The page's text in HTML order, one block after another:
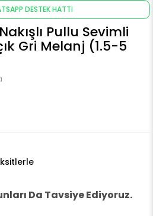
DESTEK HATTI
Pullu Sevimli
Gri Melanj (1.5-5
Da Tavsiye Ediyoruz.